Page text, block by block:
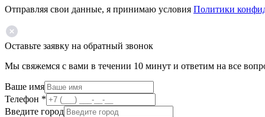
Отправляя свои данные, я принимаю условия Политики
Оставьте заявку на обратный звонок
Мы свяжемся с вами в течении 10 минут и ответим на все
Ваше имя
Телефон *
Введите город